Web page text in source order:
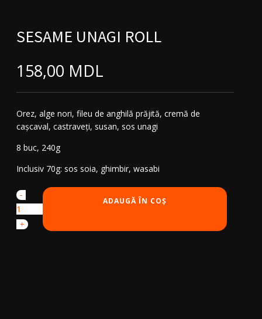
SESAME UNAGI ROLL
158,00 MDL
Orez, alge nori, fileu de anghilă prăjită, cremă de
cașcaval, castraveți, susan, sos unagi
8 buc, 240g
Inclusiv 70g: sos soia, ghimbir, wasabi
Cantitate
Sesame
Unagi
Roll
-
+
ADAUGĂ ÎN COȘ